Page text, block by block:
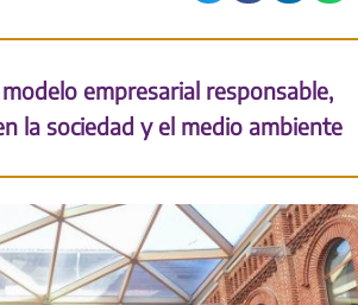
empresarial responsable,
la sociedad y el medio ambiente